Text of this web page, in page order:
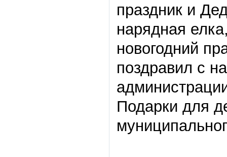
праздник и
нарядная
новогодний
поздравил с
Подарки для